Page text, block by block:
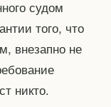
судом
того, что
внезапно не
никто.